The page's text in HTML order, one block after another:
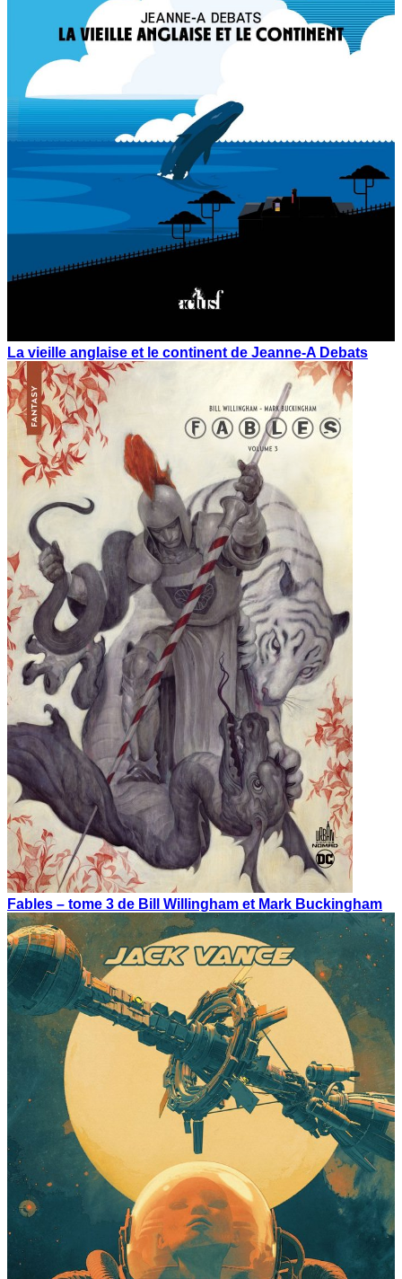
La vieille anglaise et le continent de Jeanne-A Debats
Fables – tome 3 de Bill Willingham et Mark Buckingham